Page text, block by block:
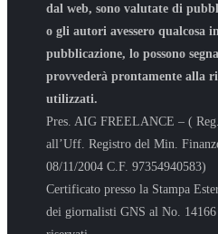
dal web, sono valutate di
o gli autori avessero qualcosa
pubblicazione, lo possono
provvederà prontamente alla
utilizzati.
Pres. AIG FREELANCE – (
all’Uff. Registro del Min.
08/11/2004 C.F. 97354940583)
Certificato presso la Stampa
dei giornalisti GNS al No.